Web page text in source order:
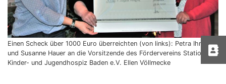
Einen Scheck über 1000 Euro überreichten (von links): Petra Ihringer
und Susanne Hauer an die Vorsitzende des Fördervereins Stationäres
Kinder- und Jugendhospiz Baden e.V. Ellen Völlmecke